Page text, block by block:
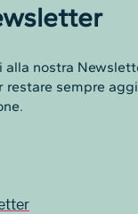
alla nostra
restare sempre